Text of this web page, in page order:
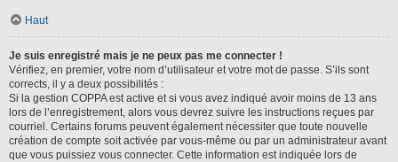
Haut
Je suis enregistré mais je ne peux pas me connecter !
Vérifiez, en premier, votre nom d’utilisateur et votre mot de passe. S’ils sont
corrects, il y a deux possibilités :
Si la gestion COPPA est active et si vous avez indiqué avoir moins de 13 ans
lors de l’enregistrement, alors vous devrez suivre les instructions reçues par
courriel. Certains forums peuvent également nécessiter que toute nouvelle
création de compte soit activée par vous-même ou par un administrateur avant
que vous puissiez vous connecter. Cette information est indiquée lors de